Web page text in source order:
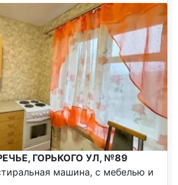
ГОРЬКОГО УЛ, №89
машина, с мебелью и